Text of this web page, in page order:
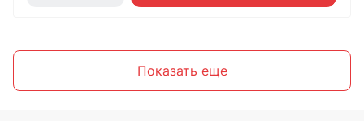
Показать еще